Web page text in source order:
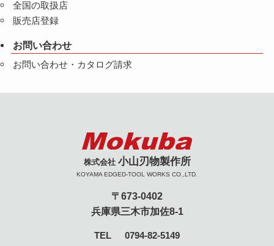
全国の取扱店
販売店登録
お問い合わせ
お問い合わせ・カタログ請求
株式会社 小山刃物製作所
KOYAMA EDGED-TOOL WORKS CO.,LTD.
〒673-0402
兵庫県三木市加佐8-1
TEL
0794-82-5149